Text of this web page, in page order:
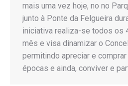
mais uma vez hoje, no no
junto à Ponte da Felgueira
iniciativa realiza-se todos os
mês e visa dinamizar o
permitindo apreciar e
épocas e ainda, conviver e